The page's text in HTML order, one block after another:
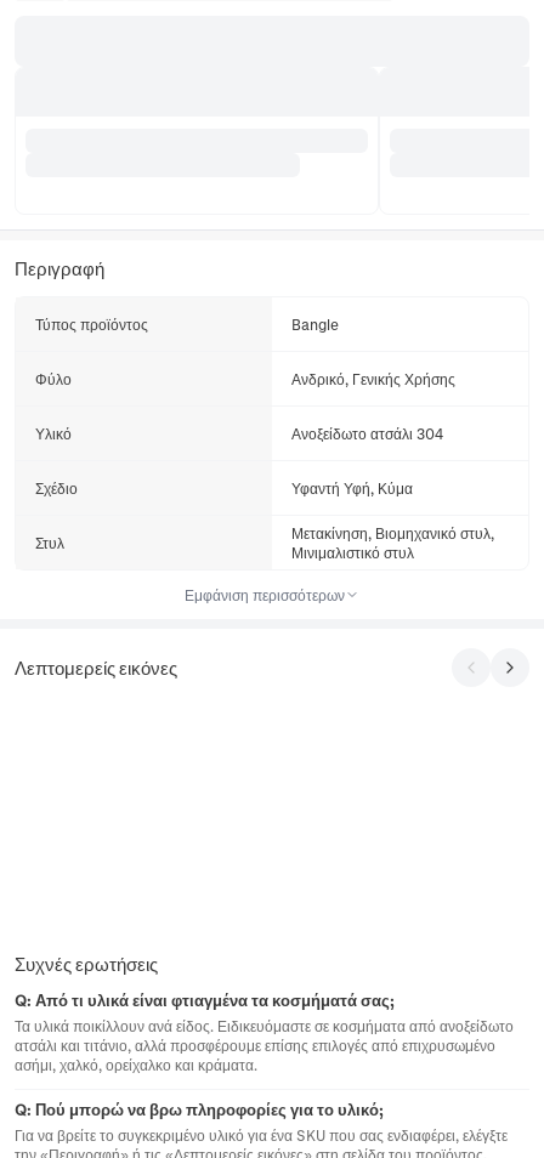
Περιγραφή
Τύπος προϊόντος Bangle
Φύλο Ανδρικό, Γενικής Χρήσης
Υλικό Ανοξείδωτο ατσάλι 304
Σχέδιο Υφαντή Υφή, Κύμα
Στυλ
Μετακίνηση, Βιομηχανικό στυλ,
Μινιμαλιστικό στυλ
Εμφάνιση περισσότερων
Λεπτομερείς εικόνες
Συχνές ερωτήσεις
Q: Από τι υλικά είναι φτιαγμένα τα κοσμήματά σας;
Τα υλικά ποικίλλουν ανά είδος. Ειδικευόμαστε σε κοσμήματα από ανοξείδωτο
ατσάλι και τιτάνιο, αλλά προσφέρουμε επίσης επιλογές από επιχρυσωμένο
ασήμι, χαλκό, ορείχαλκο και κράματα.
Q: Πού μπορώ να βρω πληροφορίες για το υλικό;
Για να βρείτε το συγκεκριμένο υλικό για ένα SKU που σας ενδιαφέρει, ελέγξτε
την «Περιγραφή» ή τις «Λεπτομερείς εικόνες» στη σελίδα του προϊόντος.